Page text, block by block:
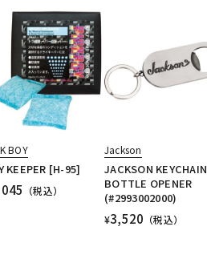
BOY
KEEPER [H-95]
（税込）
Jackson
JACKSON KEYCHAIN
BOTTLE OPENER
(#2993002000)
¥3,520 （税込）